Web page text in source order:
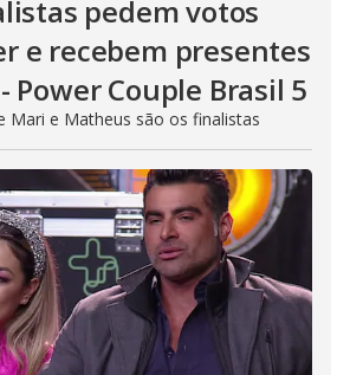
pedem votos
e recebem presentes
Power Couple Brasil 5
Mari e Matheus são os finalistas